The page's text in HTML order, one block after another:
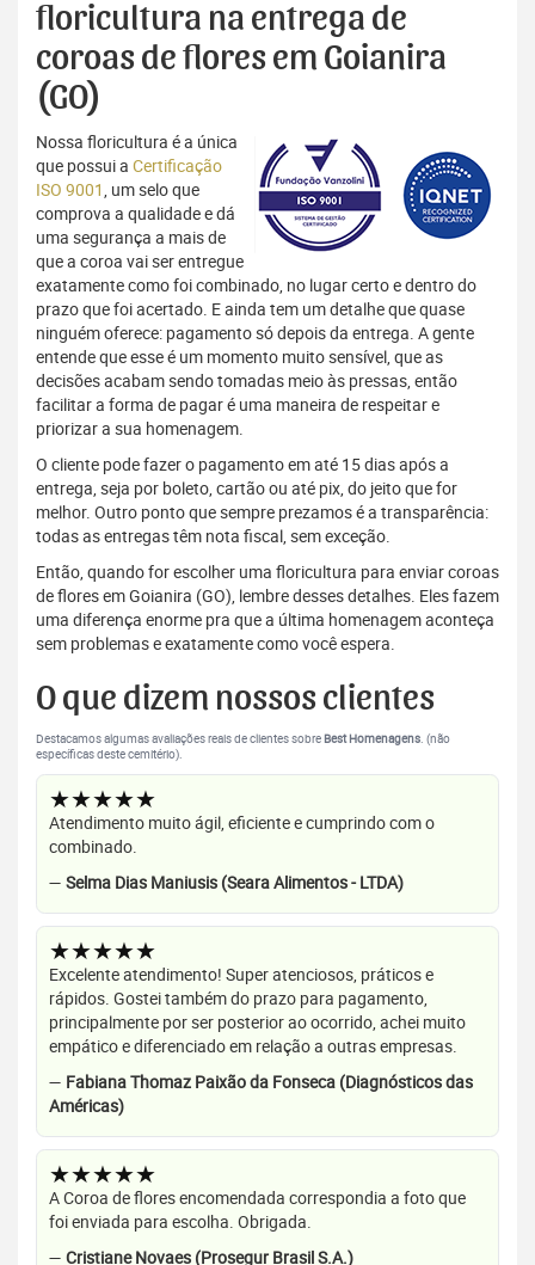
floricultura na entrega de
coroas de flores em Goianira
(GO)
Nossa floricultura é a única
que possui a Certificação
ISO 9001, um selo que
comprova a qualidade e dá
uma segurança a mais de
que a coroa vai ser entregue
exatamente como foi combinado, no lugar certo e dentro do
prazo que foi acertado. E ainda tem um detalhe que quase
ninguém oferece: pagamento só depois da entrega. A gente
entende que esse é um momento muito sensível, que as
decisões acabam sendo tomadas meio às pressas, então
facilitar a forma de pagar é uma maneira de respeitar e
priorizar a sua homenagem.
O cliente pode fazer o pagamento em até 15 dias após a
entrega, seja por boleto, cartão ou até pix, do jeito que for
melhor. Outro ponto que sempre prezamos é a transparência:
todas as entregas têm nota fiscal, sem exceção.
Então, quando for escolher uma floricultura para enviar coroas
de flores em Goianira (GO), lembre desses detalhes. Eles fazem
uma diferença enorme pra que a última homenagem aconteça
sem problemas e exatamente como você espera.
O que dizem nossos clientes
Destacamos algumas avaliações reais de clientes sobre Best Homenagens. (não
específicas deste cemitério).
★★★★★
Atendimento muito ágil, eficiente e cumprindo com o
combinado.
— Selma Dias Maniusis (Seara Alimentos - LTDA)
★★★★★
Excelente atendimento! Super atenciosos, práticos e
rápidos. Gostei também do prazo para pagamento,
principalmente por ser posterior ao ocorrido, achei muito
empático e diferenciado em relação a outras empresas.
— Fabiana Thomaz Paixão da Fonseca (Diagnósticos das
Américas)
★★★★★
A Coroa de flores encomendada correspondia a foto que
foi enviada para escolha. Obrigada.
— Cristiane Novaes (Prosegur Brasil S.A.)